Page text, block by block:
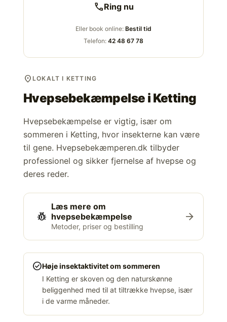
callRing nu
Eller book online: Bestil tid
Telefon: 42 48 67 78
location_on LOKALT I KETTING
Hvepsebekæmpelse i Ketting
Hvepsebekæmpelse er vigtig, især om
sommeren i Ketting, hvor insekterne kan være
til gene. Hvepsebekæmperen.dk tilbyder
professionel og sikker fjernelse af hvepse og
deres reder.
pest_control
Læs mere om
hvepsebekæmpelse
Metoder, priser og bestilling
arrow_forward
check_circleHøje insektaktivitet om sommeren
I Ketting er skoven og den naturskønne
beliggenhed med til at tiltrække hvepse, især
i de varme måneder.